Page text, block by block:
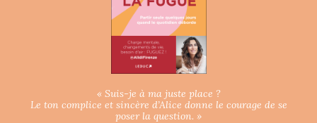
« Suis-je à ma juste place ?
Le ton complice et sincère d’Alice donne le courage de se
poser la question. »